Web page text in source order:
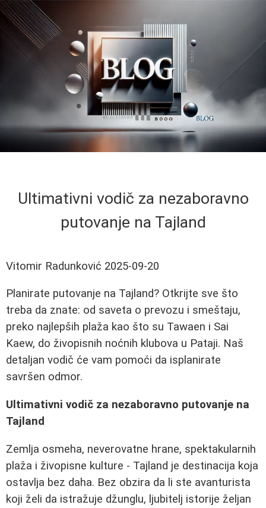
Ultimativni vodič za nezaboravno
putovanje na Tajland
Vitomir Radunković 2025-09-20
Planirate putovanje na Tajland? Otkrijte sve što
treba da znate: od saveta o prevozu i smeštaju,
preko najlepših plaža kao što su Tawaen i Sai
Kaew, do živopisnih noćnih klubova u Pataji. Naš
detaljan vodič će vam pomoći da isplanirate
savršen odmor.
Ultimativni vodič za nezaboravno putovanje na
Tajland
Zemlja osmeha, neverovatne hrane, spektakularnih
plaža i živopisne kulture - Tajland je destinacija koja
ostavlja bez daha. Bez obzira da li ste avanturista
koji želi da istražuje džunglu, ljubitelj istorije željan